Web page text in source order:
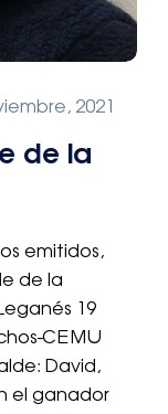
2021
de la
emitidos,
de la
19
CEMU
David,
el ganador